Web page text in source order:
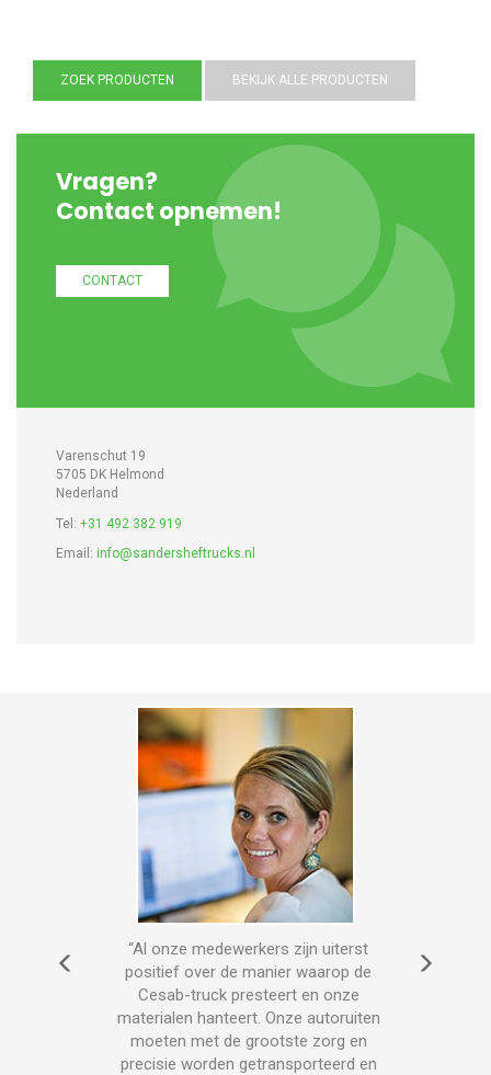
ZOEK PRODUCTEN BEKIJK ALLE PRODUCTEN
Vragen?
Contact opnemen!
CONTACT
Varenschut 19
5705 DK Helmond
Nederland
Tel: +31 492 382 919
Email: info@sandersheftrucks.nl
“Al onze medewerkers zijn uiterst
positief over de manier waarop de
Cesab-truck presteert en onze
materialen hanteert. Onze autoruiten
moeten met de grootste zorg en
precisie worden getransporteerd en